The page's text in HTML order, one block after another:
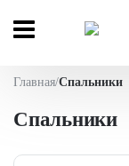
Главная/Спальники
Спальники